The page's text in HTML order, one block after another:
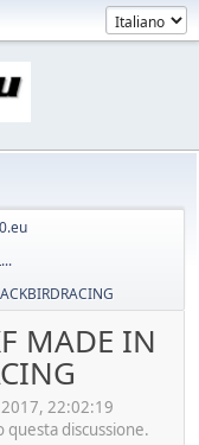
MADE IN
22:02:19
questa discussione.